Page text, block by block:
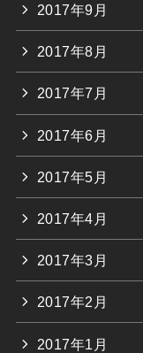
2017年9月
2017年8月
2017年7月
2017年6月
2017年5月
2017年4月
2017年3月
2017年2月
2017年1月